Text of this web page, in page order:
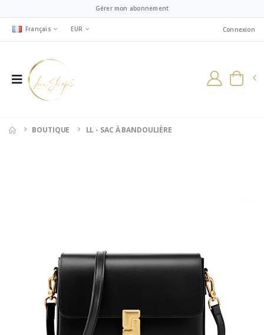
Gérer mon abonnement
Français EUR Connexion
BOUTIQUE LL - SAC À BANDOULIÈRE